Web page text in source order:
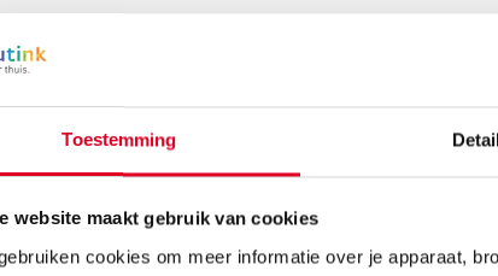
Toestemming
website maakt gebruik van cookies
cookies om meer informatie over je apparaat,
Herfstvoorbeelden
voor de
kleuter